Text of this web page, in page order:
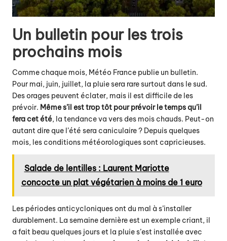
Un bulletin pour les trois
prochains mois
Comme chaque mois, Météo France publie un bulletin.
Pour mai, juin, juillet, la pluie sera rare surtout dans le sud.
Des orages peuvent éclater, mais il est difficile de les
prévoir. Même s’il est trop tôt pour prévoir le temps qu’il
fera cet été, la tendance va vers des mois chauds. Peut-on
autant dire que l’été sera caniculaire ? Depuis quelques
mois, les conditions météorologiques sont capricieuses.
Salade de lentilles : Laurent Mariotte
concocte un plat végétarien à moins de 1 euro
Les périodes anticycloniques ont du mal à s’installer
durablement. La semaine dernière est un exemple criant, il
a fait beau quelques jours et la pluie s’est installée avec